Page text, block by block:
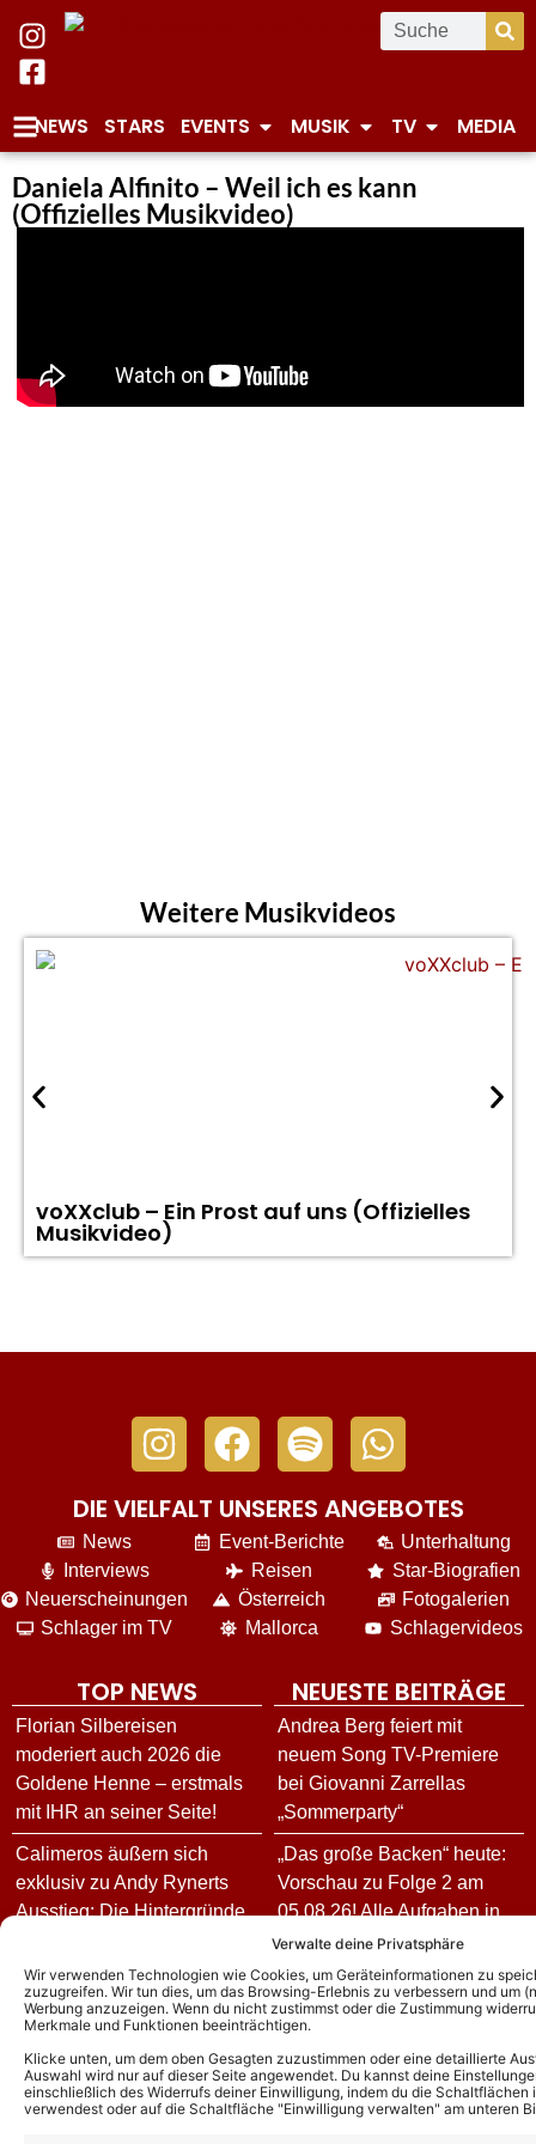
Verwalte deine Privatsphäre
Wir verwenden Technologien wie Cookies, um Geräteinformationen zu
zuzugreifen. Wir tun dies, um das Browsing-Erlebnis zu verbessern und um
Werbung anzuzeigen. Wenn du nicht zustimmst oder die Zustimmung
Merkmale und Funktionen beeinträchtigen.
Klicke unten, um dem oben Gesagten zuzustimmen oder eine detaillierte
Auswahl wird nur auf dieser Seite angewendet. Du kannst deine
einschließlich des Widerrufs deiner Einwilligung, indem du die
verwendest oder auf die Schaltfläche "Einwilligung verwalten" am unteren
NEWS STARS EVENTS MUSIK TV MEDIA
Daniela Alfinito – Weil ich es kann
(Offizielles Musikvideo)
Weitere Musikvideos
voXXclub – Ein Prost auf uns (Offizielles
Musikvideo)
DIE VIELFALT UNSERES ANGEBOTES
News
Interviews
Neuerscheinungen
Schlager im TV
Event-Berichte
Reisen
Österreich
Mallorca
Unterhaltung
Star-Biografien
Fotogalerien
Schlagervideos
TOP NEWS
Florian Silbereisen
moderiert auch 2026 die
Goldene Henne – erstmals
mit IHR an seiner Seite!
Calimeros äußern sich
exklusiv zu Andy Rynerts
Ausstieg: Die Hintergründe
Schlagerband weitergeht!
Andy Borg über neue
Das ist für ihn das schönste
Kompliment
NEUESTE BEITRÄGE
Andrea Berg feiert mit
neuem Song TV-Premiere
bei Giovanni Zarrellas
„Sommerparty“
„Das große Backen“ heute:
Vorschau zu Folge 2 am
05.08.26! Alle Aufgaben in
der 100. Episode der Show!
„Sommerkultur 26“ in
Delmenhorst: Komplettes
Programm vom 04. bis
08.08.26
Sie schrieb Hits für Maite